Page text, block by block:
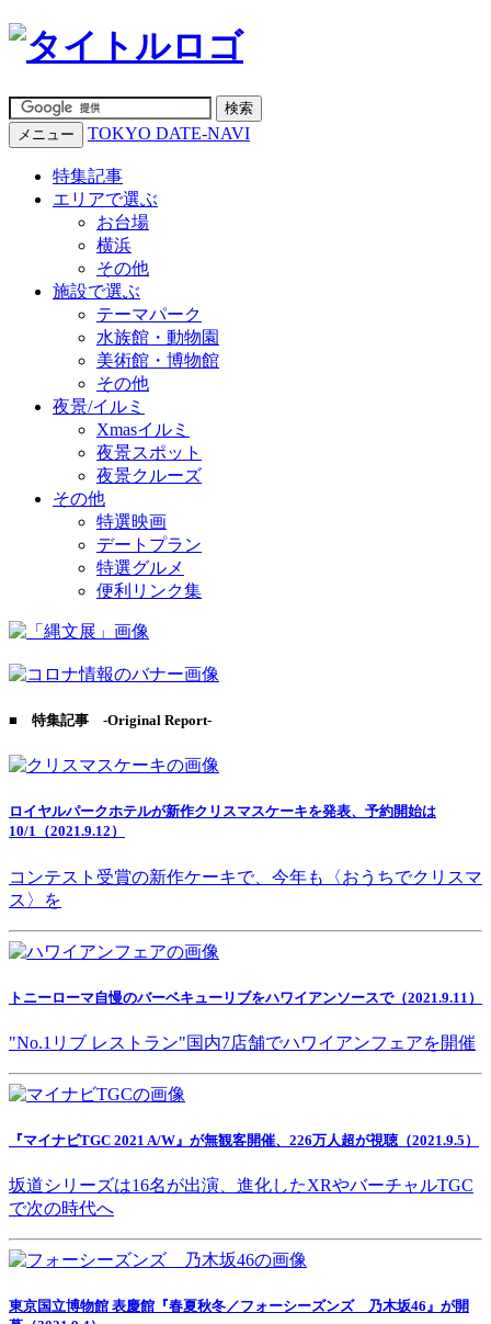
メニュー TOKYO DATE-NAVI
特集記事
エリアで選ぶ
お台場
横浜
その他
施設で選ぶ
テーマパーク
水族館・動物園
美術館・博物館
その他
夜景/イルミ
Xmasイルミ
夜景スポット
夜景クルーズ
その他
特選映画
デートプラン
特選グルメ
便利リンク集
■ 特集記事 -Original Report-
ロイヤルパークホテルが新作クリスマスケーキを発表、予約開始は
10/1（2021.9.12）
コンテスト受賞の新作ケーキで、今年も〈おうちでクリスマ
ス〉を
トニーローマ自慢のバーベキューリブをハワイアンソースで（2021.9.11）
"No.1リブ レストラン"国内7店舗でハワイアンフェアを開催
『マイナビTGC 2021 A/W』が無観客開催、226万人超が視聴（2021.9.5）
坂道シリーズは16名が出演、進化したXRやバーチャルTGC
で次の時代へ
東京国立博物館 表慶館『春夏秋冬／フォーシーズンズ 乃木坂46』が開